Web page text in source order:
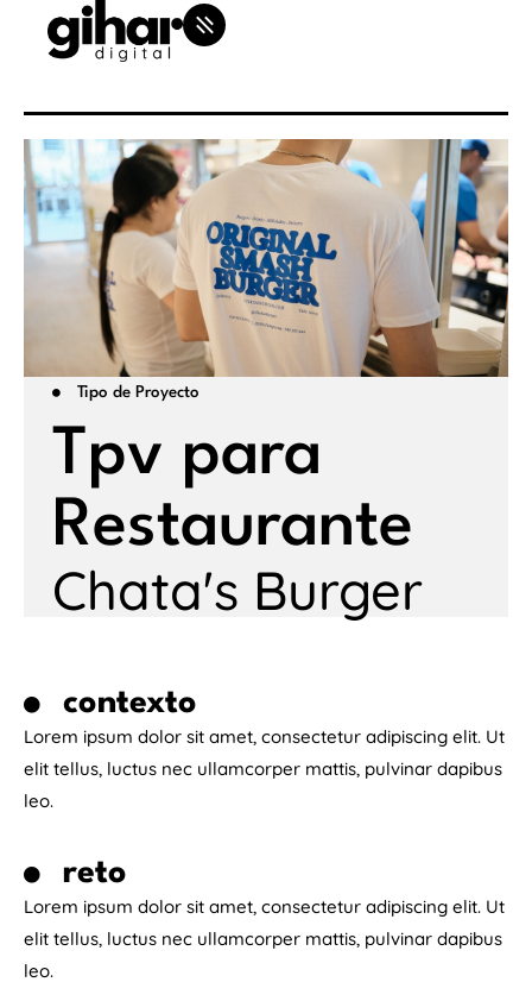
Tipo de Proyecto
Tpv para
Restaurante
Chata's Burger
contexto
Lorem ipsum dolor sit amet, consectetur adipiscing elit. Ut
elit tellus, luctus nec ullamcorper mattis, pulvinar dapibus
leo.
reto
Lorem ipsum dolor sit amet, consectetur adipiscing elit. Ut
elit tellus, luctus nec ullamcorper mattis, pulvinar dapibus
leo.